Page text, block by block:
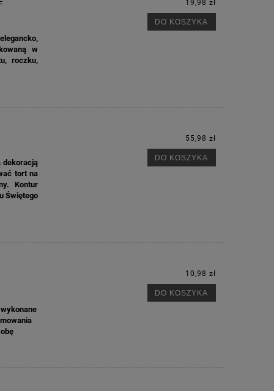
w
roczku,
19,98 zł
DO KOSZYKA
dekoracją
tort na
Kontur
Świętego
55,98 zł
DO KOSZYKA
10,98 zł
DO KOSZYKA